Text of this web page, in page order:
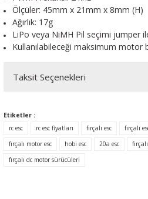
Ölçüler: 45mm x 21mm x 8mm (H)
Ağırlık: 17g
LiPo veya NiMH Pil seçimi jumper
Kullanılabileceği maksimum motor
Taksit Seçenekleri
Etiketler :
rc esc
rc esc fiyatları fırçalı esc fırçalı
fırçalı motor esc
hobi esc 20a esc
fırçalı dc motor sürücüleri